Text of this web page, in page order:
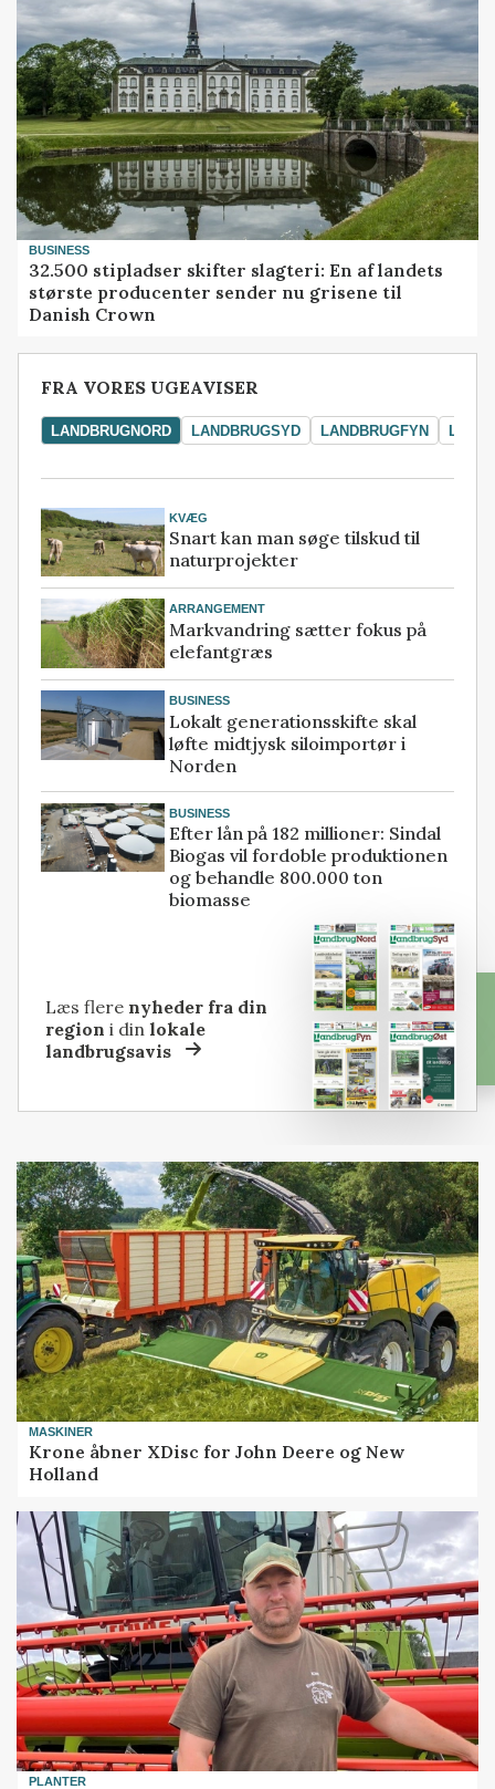
BUSINESS
32.500 stipladser skifter slagteri: En af landets
største producenter sender nu grisene til
Danish Crown
FRA VORES UGEAVISER
LANDBRUGNORD LANDBRUGSYD LANDBRUGFYN
KVÆG
Snart kan man søge tilskud til
naturprojekter
ARRANGEMENT
Markvandring sætter fokus på
elefantgræs
BUSINESS
Lokalt generationsskifte skal
løfte midtjysk siloimportør i
Norden
BUSINESS
Efter lån på 182 millioner: Sindal
Biogas vil fordoble produktionen
og behandle 800.000 ton
biomasse
Læs flere nyheder fra din
region i dinlokale
landbrugsavis
MASKINER
Krone åbner XDisc for John Deere og New
Holland
PLANTER